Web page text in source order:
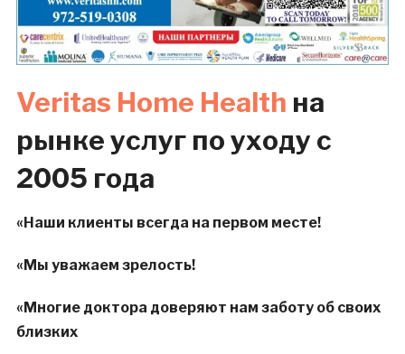
Veritas Home Health на
рынке услуг по уходу с
2005 года
« Наши клиенты всегда на первом месте!
« М ы уважаем зрелость!
« Многие доктора доверяют нам заботу об своих
близких